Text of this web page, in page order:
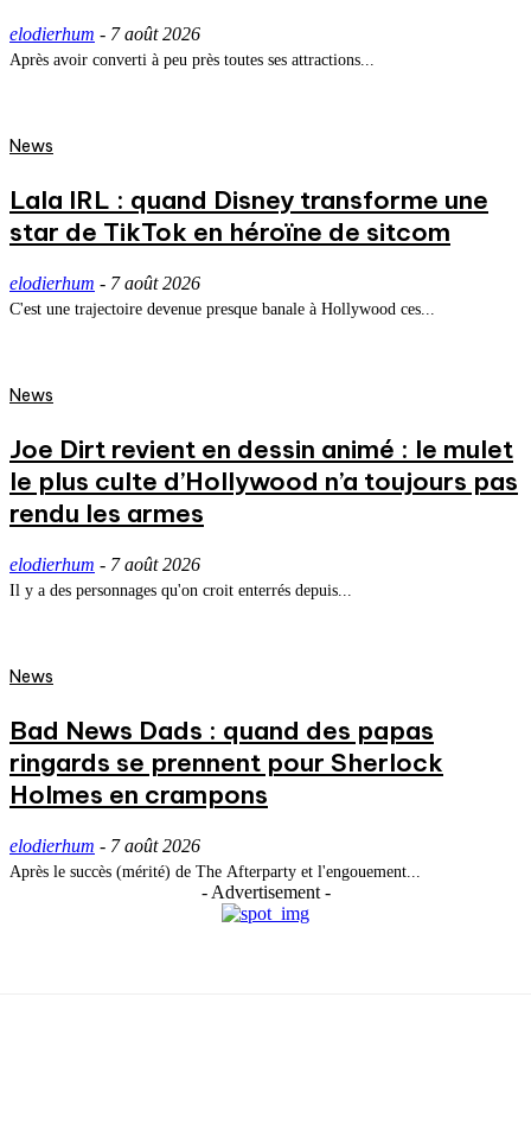
elodierhum - 7 août 2026
Après avoir converti à peu près toutes ses attractions...
News
Lala IRL : quand Disney transforme une
star de TikTok en héroïne de sitcom
elodierhum - 7 août 2026
C'est une trajectoire devenue presque banale à Hollywood ces...
News
Joe Dirt revient en dessin animé : le mulet
le plus culte d’Hollywood n’a toujours pas
rendu les armes
elodierhum - 7 août 2026
Il y a des personnages qu'on croit enterrés depuis...
News
Bad News Dads : quand des papas
ringards se prennent pour Sherlock
Holmes en crampons
elodierhum - 7 août 2026
Après le succès (mérité) de The Afterparty et l'engouement...
- Advertisement -